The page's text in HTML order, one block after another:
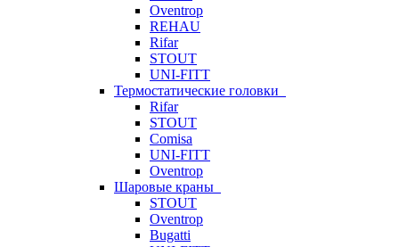
Oventrop
REHAU
Rifar
STOUT
UNI-FITT
Термостатические головки
Rifar
STOUT
Comisa
UNI-FITT
Oventrop
Шаровые краны
STOUT
Oventrop
Bugatti